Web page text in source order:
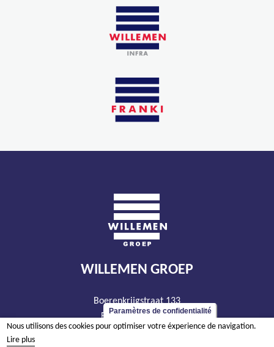
WILLEMEN GROEP
Boerenkrijgstraat 133
BE - 2800 Malines
tél +32 15 569 965
Paramètres de confidentialité
Nous utilisons des cookies pour optimiser votre éxperience de navigation.
Lire plus